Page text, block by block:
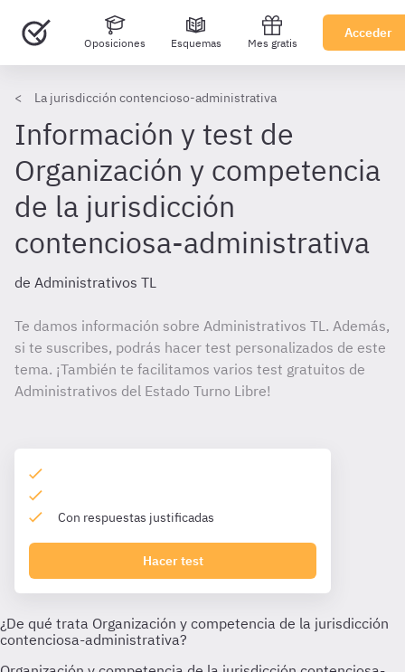
Oposiciones Esquemas Mes gratis
Acceder
La jurisdicción contencioso-administrativa
Información y test de
Organización y competencia
de la jurisdicción
contenciosa-administrativa
de Administrativos TL
Te damos información sobre Administrativos TL. Además,
si te suscribes, podrás hacer test personalizados de este
tema. ¡También te facilitamos varios test gratuitos de
Administrativos del Estado Turno Libre!
Con respuestas justificadas
Hacer test